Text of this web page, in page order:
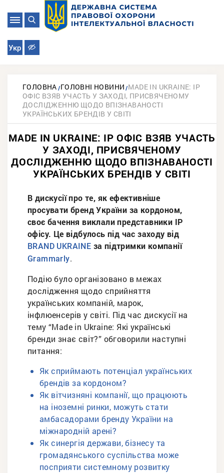
Укр
ГОЛОВНА ГОЛОВНІ НОВИНИ MADE IN UKRAINE: IP
ОФІС ВЗЯВ УЧАСТЬ У ЗАХОДІ, ПРИСВЯЧЕНОМУ
ДОСЛІДЖЕННЮ ЩОДО ВПІЗНАВАНОСТІ
УКРАЇНСЬКИХ БРЕНДІВ У СВІТІ
MADE IN UKRAINE: IP ОФІС ВЗЯВ УЧАСТЬ
У ЗАХОДІ, ПРИСВЯЧЕНОМУ
ДОСЛІДЖЕННЮ ЩОДО ВПІЗНАВАНОСТІ
УКРАЇНСЬКИХ БРЕНДІВ У СВІТІ
В дискусії про те, як ефективніше
просувати бренд України за кордоном,
своє бачення виклали представники ІР
офісу. Це відбулось під час заходу від
BRAND UKRAINE за підтримки компанії
Grammarly.
Подію було організовано в межах
дослідження щодо сприйняття
українських компаній, марок,
інфлюенсерів у світі. Під час дискусії на
тему “Made in Ukraine: Які українські
бренди знає світ?” обговорили наступні
питання:
Як сприймають потенціал українських
брендів за кордоном?
Як вітчизняні компанії, що працюють
на іноземні ринки, можуть стати
амбасадорами бренду України на
міжнародній арені?
Як синергія держави, бізнесу та
громадянського суспільства може
посприяти системному розвитку